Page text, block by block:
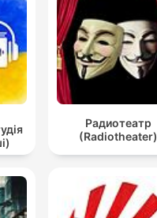
Радиотеатр
(Radiotheater)